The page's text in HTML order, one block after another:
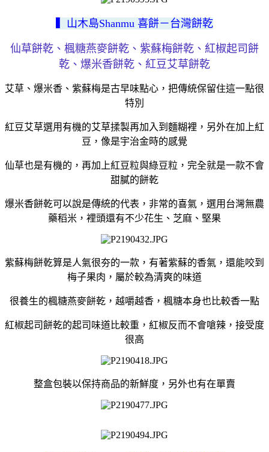
▍山木島Shanmu 喜餅－台灣餅乾
仙草餅乾、楓糖燕麥餅乾、紫蘇梅餅乾、紅椒起司餅
乾、爆米香餅乾、紅豆艾草餅乾
艾草、爆米香、紫蘇梅是古早味點心，把傳統保留住這一點很
特別
紅豆艾草選用有機的艾草揉製再加入到麵糊裡，另外在加上紅
豆，像是宇治金時的感覺
仙草也是有機的，再加上紅豆粒與綠豆粒，完全就是一款不會
甜膩的餅乾
爆米香餅乾可以說是傳統的代表，非常的喜氣，選用台灣無農
藥稻米，裡頭還有不少花生、芝麻、堅果
紫蘇梅餅乾算是人氣很夯的一款，有著紫蘇的香氣，還能咬到
梅子果肉，屬於較為清爽的味道
很養生的楓糖燕麥餅乾，越嚼越香，楓糖本身也比較香一點
紅椒起司餅乾的起司味道比較重，紅椒反而不會嗆辣，接受度
很高
整盒包裝以保持商品的新鮮度，另外也有在單賣